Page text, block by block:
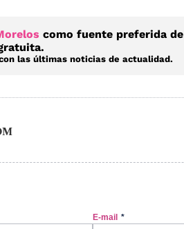
como fuente preferida de
las últimas noticias de actualidad.
E-mail *